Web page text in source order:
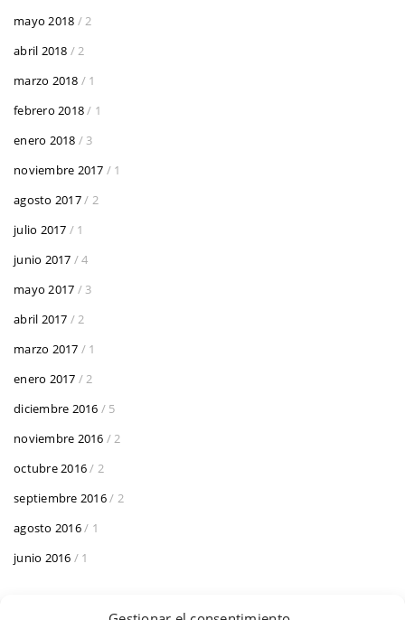
mayo 2018 / 2
abril 2018 / 2
marzo 2018 / 1
febrero 2018/ 1
enero 2018 / 3
noviembre 2017 / 1
agosto 2017/ 2
julio 2017 / 1
junio 2017 / 4
mayo 2017 / 3
abril 2017 / 2
marzo 2017 / 1
enero 2017 / 2
diciembre 2016 / 5
noviembre 2016 / 2
octubre 2016/ 2
septiembre 2016/ 2
agosto 2016/ 1
junio 2016 / 1